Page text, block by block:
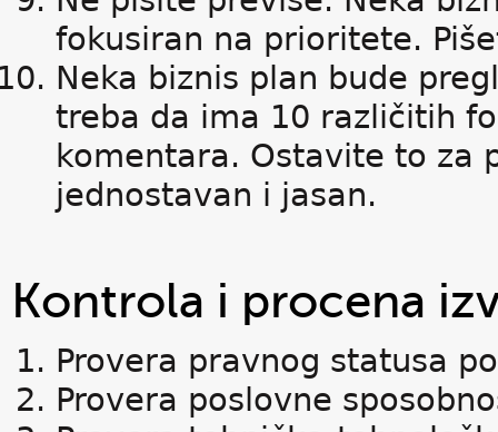
fokusiran na prioritete.
Neka biznis plan bude
treba da ima 10 različitih
komentara. Ostavite to za
jednostavan i jasan.
Kontrola i procena
Provera pravnog statusa
Provera poslovne